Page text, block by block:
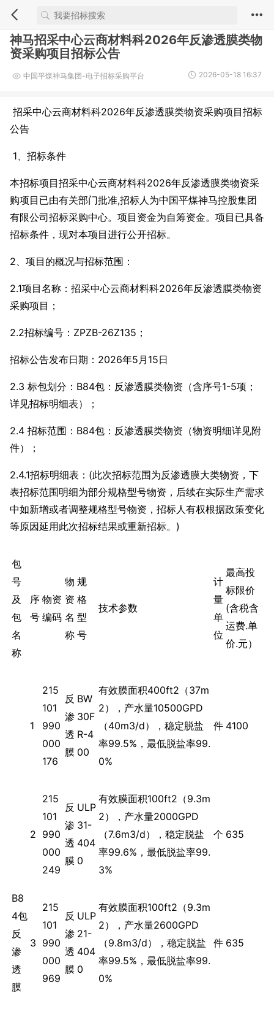
神马招采中心云商材料科2026年反渗透膜类物
资采购项目招标公告
中国平煤神马集团-电子招标采购平台 2026-05-18 16:37
招采中心云商材料科2026年反渗透膜类物资采购项目招标
公告
1、招标条件
本招标项目招采中心云商材料科2026年反渗透膜类物资采
购项目已由有关部门批准,招标人为中国平煤神马控股集团
有限公司招标采购中心。项目资金为自筹资金。项目已具备
招标条件，现对本项目进行公开招标。
2、项目的概况与招标范围：
2.1项目名称：招采中心云商材料科2026年反渗透膜类物资
采购项目；
2.2招标编号：ZPZB-26Z135；
招标公告发布日期：2026年5月15日
2.3 标包划分：B84包：反渗透膜类物资（含序号1-5项；
详见招标明细表）；
2.4 招标范围：B84包：反渗透膜类物资（物资明细详见附
件）；
2.4.1招标明细表：(此次招标范围为反渗透膜大类物资，下
表招标范围明细为部分规格型号物资，后续在实际生产需求
中如新增或者调整规格型号物资，招标人有权根据政策变化
等原因延用此次招标结果或重新招标。)
包
号
及
包
名
称
序
号
物资
编码
物
资
名
称
规
格
型
号
技术参数
计
量
单
位
最高投
标限价
(含税含
运费.单
价.元）
B8
4包
反
渗
透
膜
1
215
101
990
000
176
反
渗
透
膜
BW
30F
R-4
00
有效膜面积400ft2（37m
2），产水量10500GPD
（40m3/d），稳定脱盐
率99.5%，最低脱盐率99.
0%
件 4100
2
215
101
990
000
249
反
渗
透
膜
ULP
31-
404
0
有效膜面积100ft2（9.3m
2），产水量2000GPD
（7.6m3/d），稳定脱盐
率99.6%，最低脱盐率99.
3%
个 635
3
215
101
990
000
969
反
渗
透
膜
ULP
21-
404
0
有效膜面积100ft2（9.3m
2），产水量2600GPD
（9.8m3/d），稳定脱盐
率99.5%，最低脱盐率99.
0%
件 635